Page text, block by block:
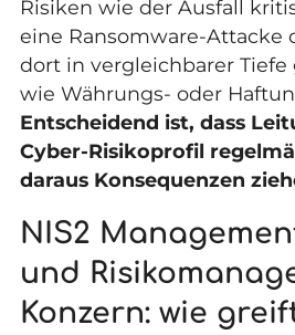
Risiken wie der Ausfall
eine Ransomware-Attacke
dort in vergleichbarer
wie Währungs- oder
Entscheidend ist, dass
Cyber-Risikoprofil
daraus Konsequenzen
NIS2
und
Konzern: wie